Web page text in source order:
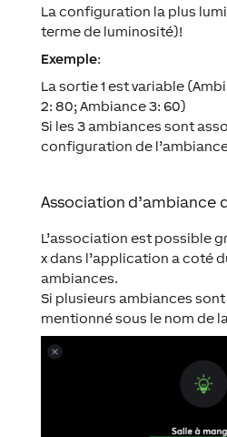
La configuration la plus
terme de luminosité)!
Exemple:
La sortie 1 est variable
2: 80; Ambiance 3: 60)
Si les 3 ambiances sont
configuration de
Association d’ambiance
L’association est possible
x dans l’application a coté
ambiances.
Si plusieurs ambiances
mentionné sous le nom de